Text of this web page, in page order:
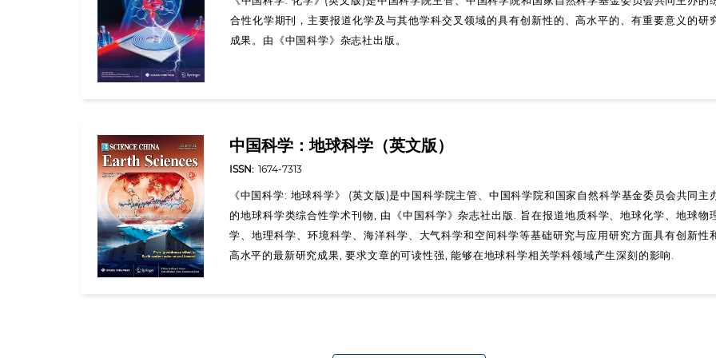
合性化学期刊，主要报道化学及与其他学科交叉领域的具有创新性的、高水平的、有重要意义的研
成果。由《中国科学》杂志社出版。
中国科学：地球科学（英文版）
ISSN: 1674-7313
《中国科学: 地球科学》 (英文版)是中国科学院主管、中国科学院和国家自然科学基金委员会共同主
的地球科学类综合性学术刊物, 由《中国科学》杂志社出版. 旨在报道地质科学、地球化学、地球物
学、地理科学、环境科学、海洋科学、大气科学和空间科学等基础研究与应用研究方面具有创新性
高水平的最新研究成果, 要求文章的可读性强, 能够在地球科学相关学科领域产生深刻的影响.